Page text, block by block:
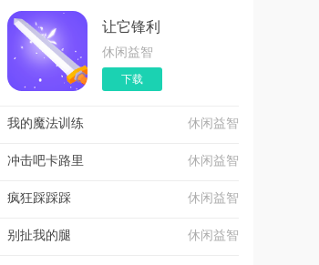
让它锋利
休闲益智
下载
我的魔法训练 休闲益智
冲击吧卡路里 休闲益智
疯狂踩踩踩 休闲益智
别扯我的腿 休闲益智